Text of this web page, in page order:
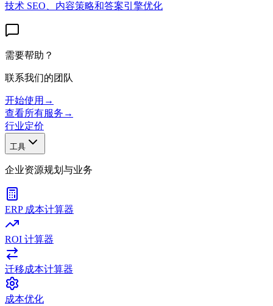
技术 SEO、内容策略和答案引擎优化
需要帮助？
联系我们的团队
开始使用 →
查看所有服务 →
行业定价
工具
企业资源规划与业务
ERP 成本计算器
ROI 计算器
迁移成本计算器
成本优化